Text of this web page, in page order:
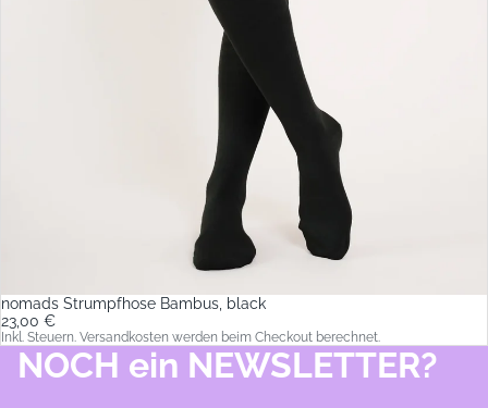
nomads Strumpfhose Bambus, black
23,00 €
Inkl. Steuern. Versandkosten werden beim Checkout berechnet.
NOCH ein NEWSLETTER?